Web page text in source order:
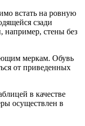
встать на ровную
сзади
например, стены без
меркам. Обувь
от приведенных
в качестве
осуществлен в